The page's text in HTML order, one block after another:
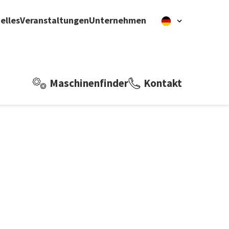
VeranstaltungenUnternehmen
Maschinenfinder Kontakt